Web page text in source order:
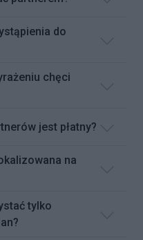
do
chęci
jest płatny?
na
tylko